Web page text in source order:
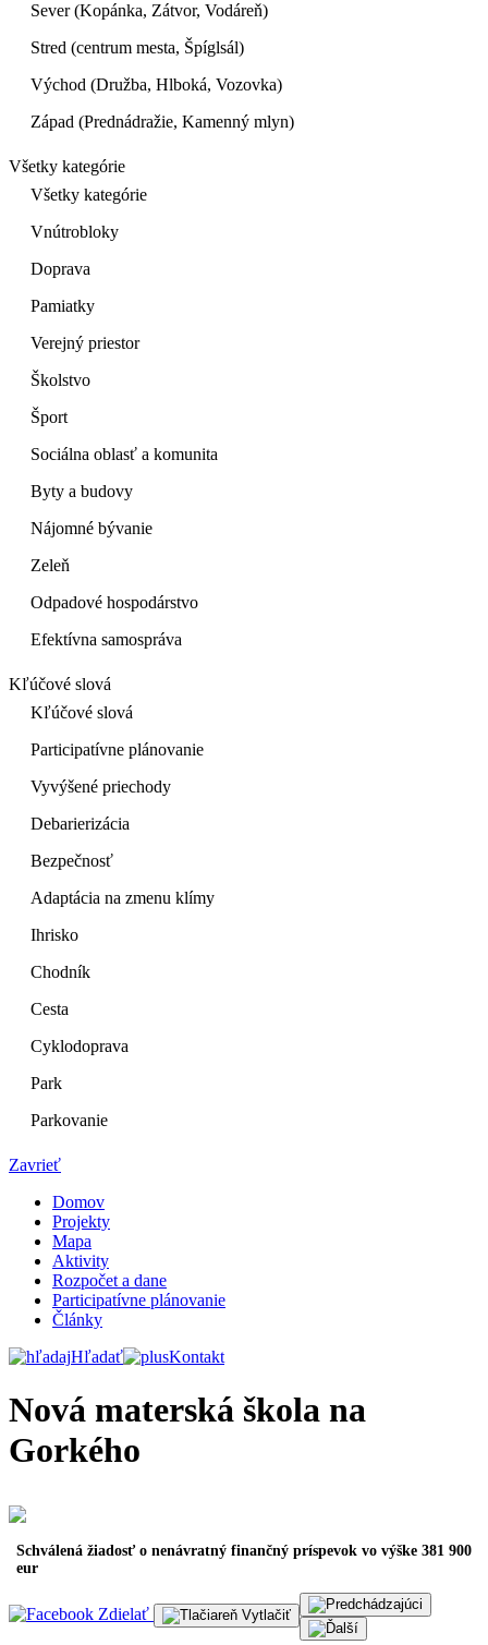
Sever (Kopánka, Zátvor, Vodáreň)
Stred (centrum mesta, Špíglsál)
Východ (Družba, Hlboká, Vozovka)
Západ (Prednádražie, Kamenný mlyn)
Všetky kategórie
Všetky kategórie
Vnútrobloky
Doprava
Pamiatky
Verejný priestor
Školstvo
Šport
Sociálna oblasť a komunita
Byty a budovy
Nájomné bývanie
Zeleň
Odpadové hospodárstvo
Efektívna samospráva
Kľúčové slová
Kľúčové slová
Participatívne plánovanie
Vyvýšené priechody
Debarierizácia
Bezpečnosť
Adaptácia na zmenu klímy
Ihrisko
Chodník
Cesta
Cyklodoprava
Park
Parkovanie
Zavrieť
Domov
Projekty
Mapa
Aktivity
Rozpočet a dane
Participatívne plánovanie
Články
Hľadať
Kontakt
Nová materská škola na
Gorkého
Schválená žiadosť o nenávratný finančný príspevok vo výške 381 900
eur
Zdielať Vytlačiť